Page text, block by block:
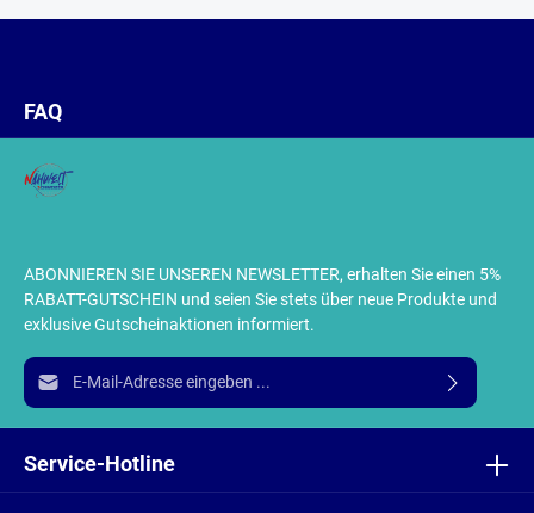
ABONNIEREN SIE UNSEREN NEWSLETTER, erhalten Sie einen 5%
RABATT-GUTSCHEIN und seien Sie stets über neue Produkte und
exklusive Gutscheinaktionen informiert.
E-Mail-Adresse*
Ich habe dieDatenschutzbestimmungenzur Kenntnis
einverstanden.
Service-Hotline
FAQ